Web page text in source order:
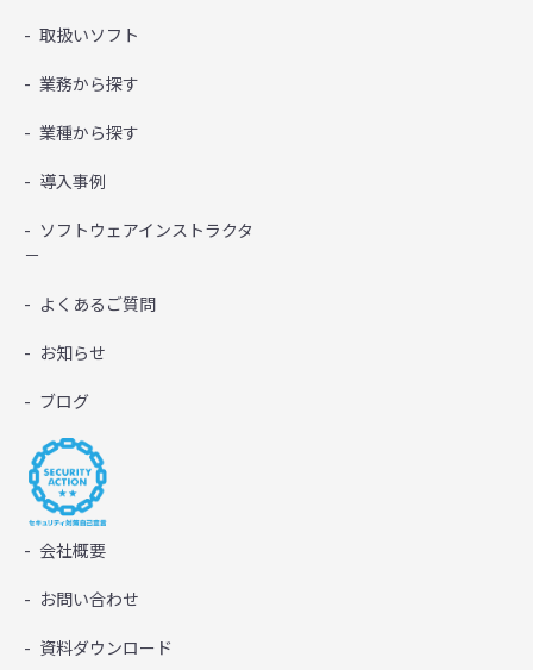
取扱いソフト
業務から探す
業種から探す
導入事例
ソフトウェアインストラクタ
－
よくあるご質問
お知らせ
ブログ
会社概要
お問い合わせ
資料ダウンロード